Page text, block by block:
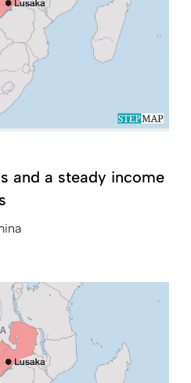
and a steady income